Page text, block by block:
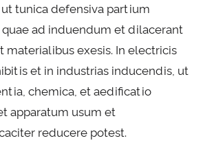
tunica defensiva partium
ad induendum et dilacerant
materialibus exesis. In electricis
et in industrias inducendis, ut
chemica, et aedificatio
apparatum usum et
reducere potest.